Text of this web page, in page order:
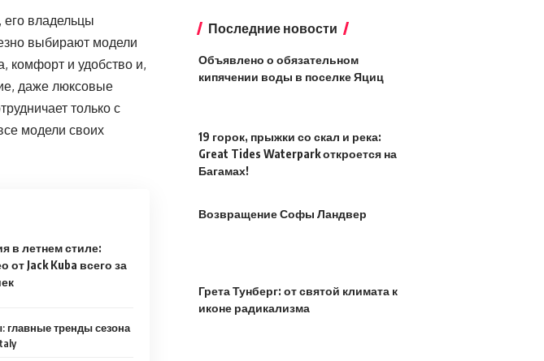
владельцы
выбирают модели
комфорт и удобство и,
даже люксовые
только с
модели своих
в летнем стиле:
от Jack Kuba всего за
главные тренды сезона
Последние новости
Объявлено о обязательном
кипячении воды в поселке Яциц
19 горок, прыжки со скал и река:
Great Tides Waterpark откроется на
Багамах!
Возвращение Софы Ландвер
Грета Тунберг: от святой климата к
иконе радикализма